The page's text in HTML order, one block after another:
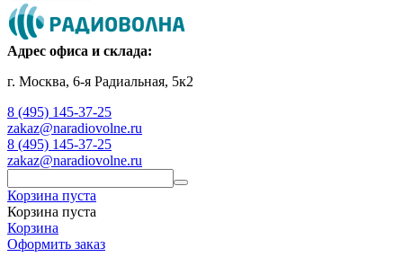
Адрес офиса и склада:
г. Москва, 6-я Радиальная, 5к2
8 (495) 145-37-25
zakaz@naradiovolne.ru
8 (495) 145-37-25
zakaz@naradiovolne.ru
Корзина пуста
Корзина пуста
Корзина
Оформить заказ